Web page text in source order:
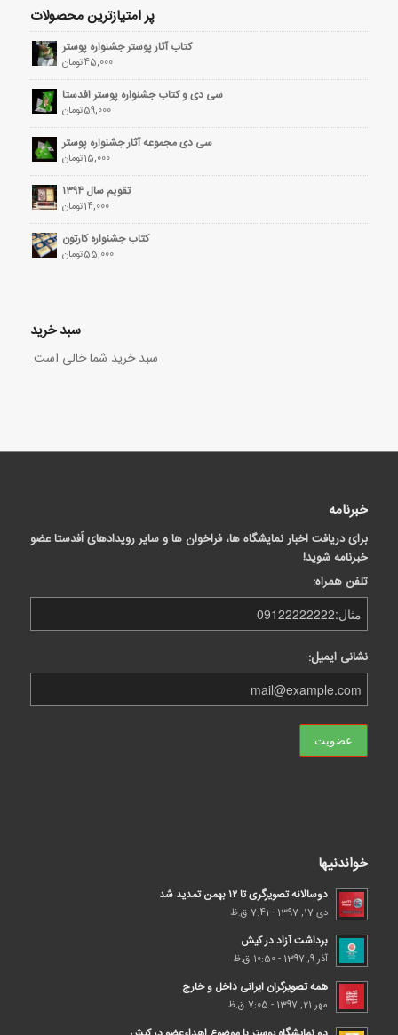
پر امتیازترین محصولات
کتاب آثار پوستر جشنواره پوستر
45,000تومان
سی دی و کتاب جشنواره پوستر افدستا
59,000تومان
سی دی مجموعه آثار جشنواره پوستر
15,000تومان
تقویم سال ۱۳۹۴
14,000تومان
کتاب جشنواره کارتون
55,000تومان
سبد خرید
سبد خرید شما خالی است.
خبرنامه
برای دریافت اخبار نمایشگاه ها، فراخوان ها و سایر رویدادهای اَفدستا عضو
خبرنامه شوید!
تلفن همراه:
نشانی ایمیل:
خواندنیها
دوسالانه تصویرگری تا ۱۲ بهمن تمدید شد
دی 17, 1397 - 7:41 ق.ظ
برداشت آزاد در کیش
آذر 9, 1397 - 10:50 ق.ظ
همه تصویرگران ایرانی داخل و خارج
مهر 21, 1397 - 7:05 ق.ظ